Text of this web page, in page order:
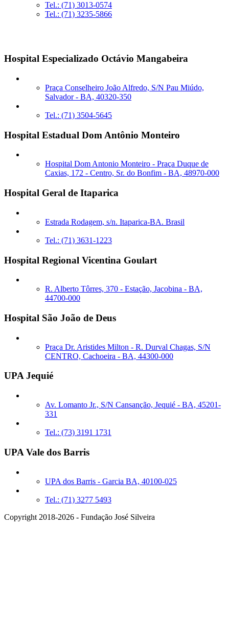
Tel.: (71) 3013-0574
Tel.: (71) 3235-5866
Hospital Especializado Octávio Mangabeira
Praça Conselheiro João Alfredo, S/N Pau Miúdo,
Salvador - BA, 40320-350
Tel.: (71) 3504-5645
Hospital Estadual Dom Antônio Monteiro
Hospital Dom Antonio Monteiro - Praça Duque de
Caxias, 172 - Centro, Sr. do Bonfim - BA, 48970-000
Hospital Geral de Itaparica
Estrada Rodagem, s/n. Itaparica-BA. Brasil
Tel.: (71) 3631-1223
Hospital Regional Vicentina Goulart
R. Alberto Tôrres, 370 - Estação, Jacobina - BA,
44700-000
Hospital São João de Deus
Praça Dr. Aristides Milton - R. Durval Chagas, S/N
CENTRO, Cachoeira - BA, 44300-000
UPA Jequié
Av. Lomanto Jr., S/N Cansanção, Jequié - BA, 45201-
331
Tel.: (73) 3191 1731
UPA Vale dos Barris
UPA dos Barris - Garcia BA, 40100-025
Tel.: (71) 3277 5493
Copyright 2018-2026 - Fundação José Silveira